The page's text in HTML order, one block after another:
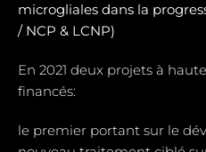
microgliales dans la
/ NCP & LCNP)
En 2021 deux projets à
financés:
le premier portant sur le